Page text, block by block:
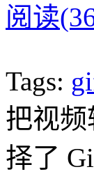
阅读
Tags:
把视
择了